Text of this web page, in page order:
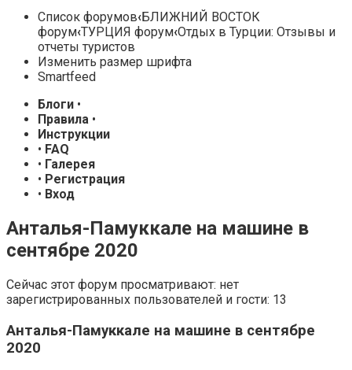
Список форумов‹БЛИЖНИЙ ВОСТОК
форум‹ТУРЦИЯ форум‹Отдых в Турции: Отзывы и
отчеты туристов
Изменить размер шрифта
Smartfeed
Блоги •
Правила •
Инструкции
• FAQ
• Галерея
• Регистрация
• Вход
Анталья-Памуккале на машине в
сентябре 2020
Сейчас этот форум просматривают: нет
зарегистрированных пользователей и гости: 13
Анталья-Памуккале на машине в сентябре
2020